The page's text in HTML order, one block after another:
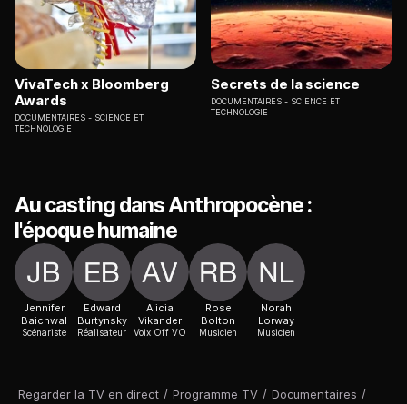
Regarder la TV en direct / Programme TV / Documentaires /
VivaTech x Bloomberg
Awards
DOCUMENTAIRES
SCIENCE ET
TECHNOLOGIE
Secrets de la science
DOCUMENTAIRES
SCIENCE ET
TECHNOLOGIE
Au casting dans Anthropocène :
l'époque humaine
Jennifer
Baichwal
Scénariste
Edward
Burtynsky
Réalisateur
Alicia
Vikander
Voix Off VO
Rose
Bolton
Musicien
Norah
Lorway
Musicien